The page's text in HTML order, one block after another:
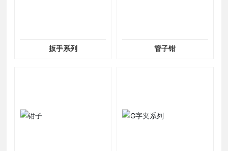
扳手系列 管子钳